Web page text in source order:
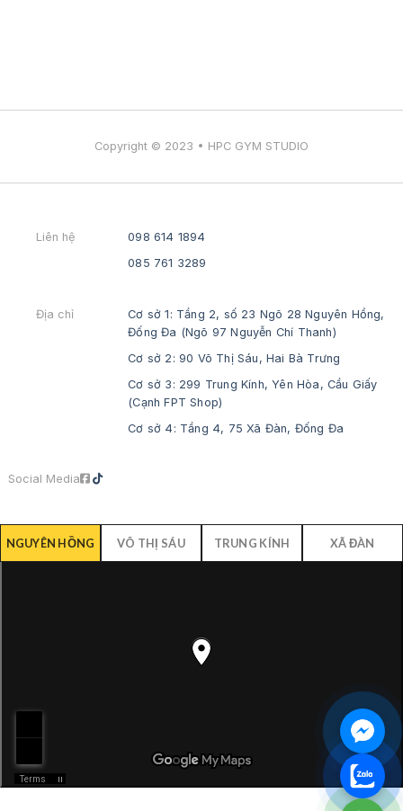
Copyright © 2023 • HPC GYM STUDIO
Liên hệ
098 614 1894
085 761 3289
Địa chỉ
Cơ sở 1: Tầng 2, số 23 Ngõ 28 Nguyên Hồng,
Đống Đa (Ngõ 97 Nguyễn Chí Thanh)
Cơ sở 2: 90 Võ Thị Sáu, Hai Bà Trưng
Cơ sở 3: 299 Trung Kính, Yên Hòa, Cầu Giấy
(Cạnh FPT Shop)
Cơ sở 4: Tầng 4, 75 Xã Đàn, Đống Đa
Social Media
NGUYÊN HỒNG VÕ THỊ SÁU TRUNG KÍNH XÃ ĐÀN